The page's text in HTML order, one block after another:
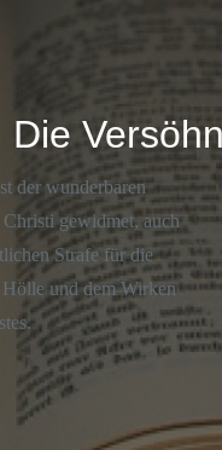
Die
der wunderbaren
gewidmet, auch
Strafe für die
und dem Wirken